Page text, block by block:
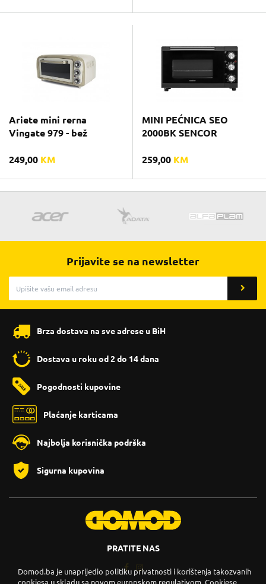
Ariete mini rerna
Vingate 979 - bež
249,00 KM
MINI PEĆNICA SEO
2000BK SENCOR
259,00 KM
Prijavite se na newsletter
Brza dostava na sve adrese u BiH
Dostava u roku od 2 do 14 dana
Pogodnosti kupovine
Plaćanje karticama
Najbolja korisnička podrška
Sigurna kupovina
PRATITE NAS
Domod.ba je unaprijedio politiku privatnosti i korištenja takozvanih